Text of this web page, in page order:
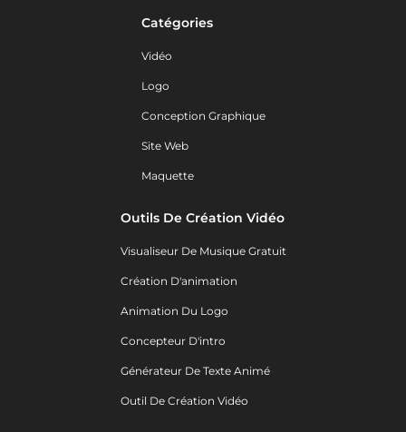
Catégories
Vidéo
Logo
Conception Graphique
Site Web
Maquette
Outils De Création Vidéo
Visualiseur De Musique Gratuit
Création D'animation
Animation Du Logo
Concepteur D'intro
Générateur De Texte Animé
Outil De Création Vidéo